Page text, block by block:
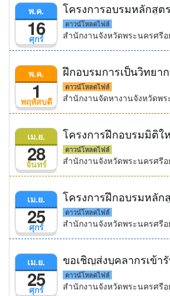
ศุกร์
พ.ค.
16
โครงการอบรมหลักสูต
ดาวน์โหลดไฟล์
สำนักงานจังหวัดพระนครศรีอ
พฤหัสบดี
พ.ค.
1 ดาวน์โหลดไฟล์
สำนักงานจัดหางานจังหวัดพ
จันทร์
เม.ย.
28
โครงการฝึกอบรมมิติใ
ดาวน์โหลดไฟล์
สำนักงานจังหวัดพระนครศรีอ
ศุกร์
เม.ย.
25
โครงการฝึกอบรมหลัก
ดาวน์โหลดไฟล์
สำนักงานจังหวัดพระนครศรีอ
ศุกร์
เม.ย.
25
ขอเชิญส่งบุคลากรเข้
ดาวน์โหลดไฟล์
สำนักงานจังหวัดพระนครศรีอ